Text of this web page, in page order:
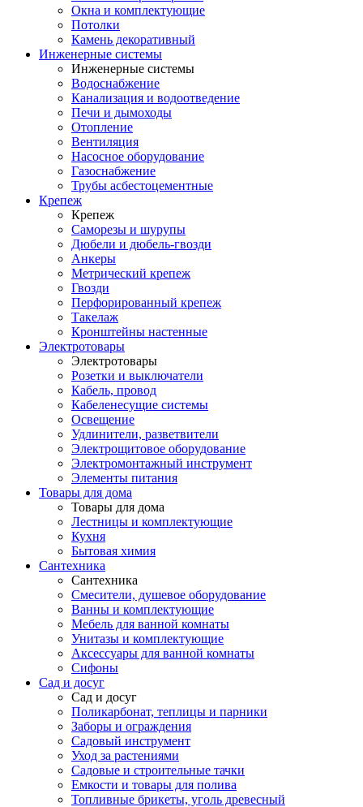
Окна и комплектующие
Потолки
Камень декоративный
Инженерные системы
Инженерные системы
Водоснабжение
Канализация и водоотведение
Печи и дымоходы
Отопление
Вентиляция
Насосное оборудование
Газоснабжение
Трубы асбестоцементные
Крепеж
Крепеж
Саморезы и шурупы
Дюбели и дюбель-гвозди
Анкеры
Метрический крепеж
Гвозди
Перфорированный крепеж
Такелаж
Кронштейны настенные
Электротовары
Электротовары
Розетки и выключатели
Кабель, провод
Кабеленесущие системы
Освещение
Удлинители, разветвители
Электрощитовое оборудование
Электромонтажный инструмент
Элементы питания
Товары для дома
Товары для дома
Лестницы и комплектующие
Кухня
Бытовая химия
Сантехника
Сантехника
Смесители, душевое оборудование
Ванны и комплектующие
Мебель для ванной комнаты
Унитазы и комплектующие
Аксессуары для ванной комнаты
Сифоны
Сад и досуг
Сад и досуг
Поликарбонат, теплицы и парники
Заборы и ограждения
Садовый инструмент
Уход за растениями
Садовые и строительные тачки
Емкости и товары для полива
Топливные брикеты, уголь древесный